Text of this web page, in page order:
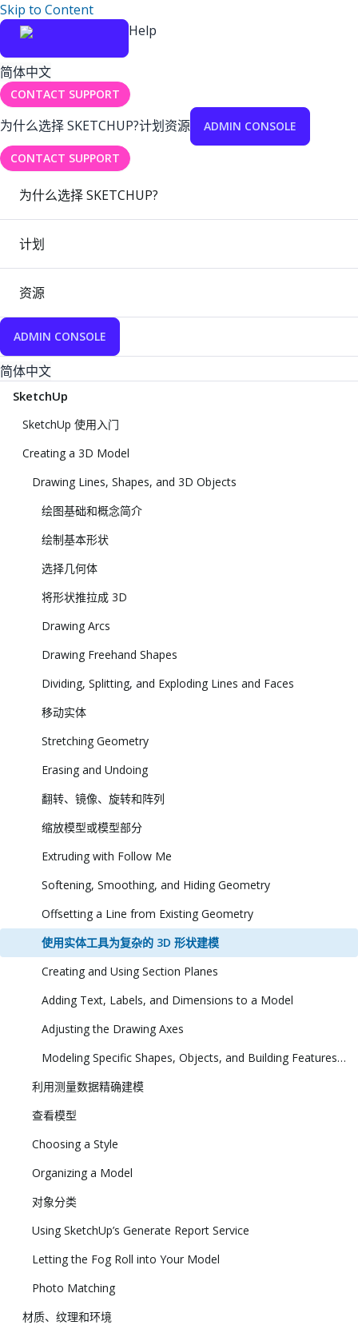
Skip to Content
Help
简体中文
CONTACT SUPPORT
为什么选择 SKETCHUP?计划资源 ADMIN CONSOLE
CONTACT SUPPORT
为什么选择 SKETCHUP?
计划
资源
ADMIN CONSOLE
简体中文
SketchUp
SketchUp 使用入门
Creating a 3D Model
Drawing Lines, Shapes, and 3D Objects
绘图基础和概念简介
绘制基本形状
选择几何体
将形状推拉成 3D
Drawing Arcs
Drawing Freehand Shapes
Dividing, Splitting, and Exploding Lines and Faces
移动实体
Stretching Geometry
Erasing and Undoing
翻转、镜像、旋转和阵列
缩放模型或模型部分
Extruding with Follow Me
Softening, Smoothing, and Hiding Geometry
Offsetting a Line from Existing Geometry
使用实体工具为复杂的 3D 形状建模
Creating and Using Section Planes
Adding Text, Labels, and Dimensions to a Model
Adjusting the Drawing Axes
Modeling Specific Shapes, Objects, and Building Features in 3D
利用测量数据精确建模
查看模型
Choosing a Style
Organizing a Model
对象分类
Using SketchUp’s Generate Report Service
Letting the Fog Roll into Your Model
Photo Matching
材质、纹理和环境